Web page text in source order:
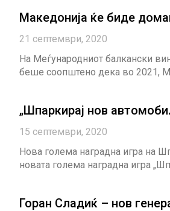
Македонија ќе биде
21 септември, 2020
На Меѓународниот балкански
беше соопштено дека во 2021,
„Шпаркирај нов
15 септември, 2020
Нова голема наградна игра на
новата голема наградна игра
Горан Сладиќ – нов